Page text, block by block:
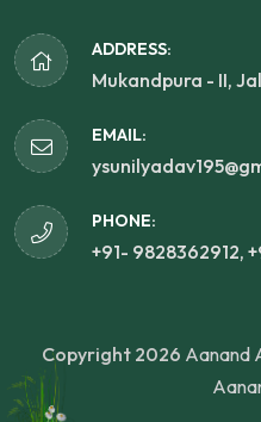
ADDRESS:
Mukandpura - II,
EMAIL:
PHONE:
+91- 9828362912,
Copyright 2026 Aanand